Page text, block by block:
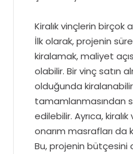
Kiralık vinçlerin birçok
İlk olarak, projenin
kiralamak, maliyet
olabilir. Bir vinç satın
olduğunda
tamamlanmasından
edilebilir. Ayrıca,
onarım masrafları
Bu, projenin